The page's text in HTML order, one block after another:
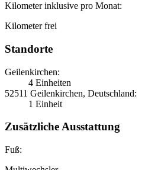
Kilometer inklusive pro Monat:
Kilometer frei
Standorte
Geilenkirchen:
4 Einheiten
52511 Geilenkirchen, Deutschland:
1 Einheit
Zusätzliche Ausstattung
Fuß: